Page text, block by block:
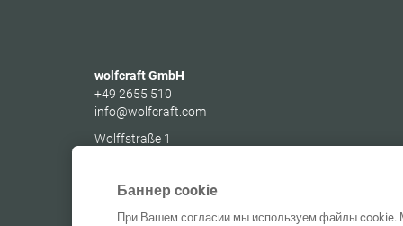
wolfcraft GmbH
+49 2655 510
info@wolfcraft.com
Wolffstraße 1
Баннер cookie
При Вашем согласии мы используем файлы cookie.